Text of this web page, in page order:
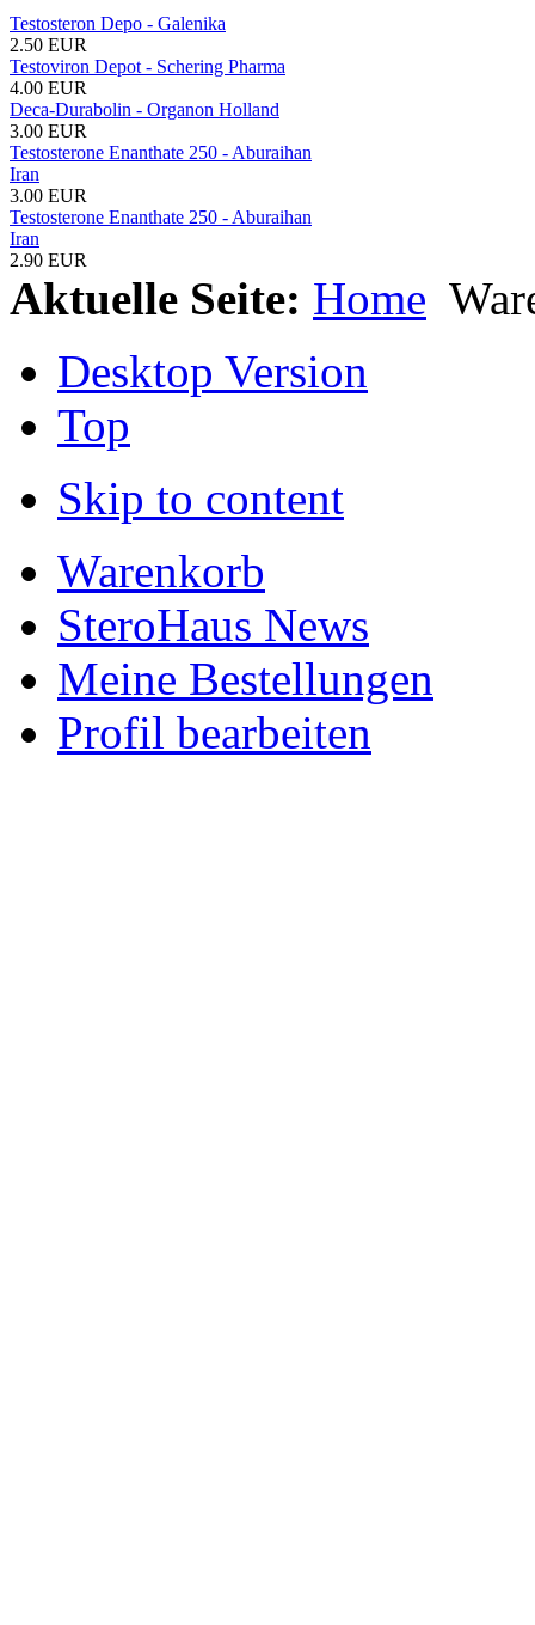
Testosteron Depo - Galenika
2.50 EUR
Testoviron Depot - Schering Pharma
4.00 EUR
Deca-Durabolin - Organon Holland
3.00 EUR
Testosterone Enanthate 250 - Aburaihan
Iran
3.00 EUR
Testosterone Enanthate 250 - Aburaihan
Iran
2.90 EUR
Aktuelle Seite: Home
Desktop Version
Top
Skip to content
Warenkorb
SteroHaus News
Meine Bestellungen
Profil bearbeiten